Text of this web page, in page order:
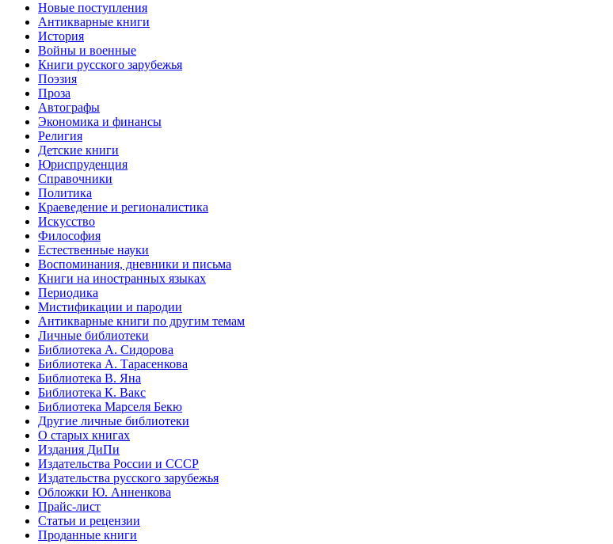
Новые поступления
Антикварные книги
История
Войны и военные
Книги русского зарубежья
Поэзия
Проза
Автографы
Экономика и финансы
Религия
Детские книги
Юриспруденция
Справочники
Политика
Краеведение и регионалистика
Искусство
Философия
Естественные науки
Воспоминания, дневники и письма
Книги на иностранных языках
Периодика
Мистификации и пародии
Антикварные книги по другим темам
Личные библиотеки
Библиотека А. Сидорова
Библиотека А. Тарасенкова
Библиотека В. Яна
Библиотека К. Вакс
Библиотека Марселя Бекю
Другие личные библиотеки
О старых книгах
Издания ДиПи
Издательства России и СССР
Издательства русского зарубежья
Обложки Ю. Анненкова
Прайс-лист
Статьи и рецензии
Проданные книги